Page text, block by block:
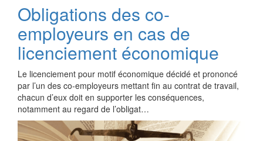
Obligations des co-
employeurs en cas de
licenciement économique
Le licenciement pour motif économique décidé et prononcé
par l’un des co-employeurs mettant fin au contrat de travail,
chacun d’eux doit en supporter les conséquences,
notamment au regard de l’obligat…